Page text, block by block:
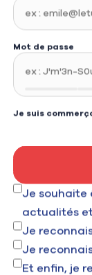
Mot de passe
Je suis
Je souhaite
actualités
Je
Je
Et enfin, je